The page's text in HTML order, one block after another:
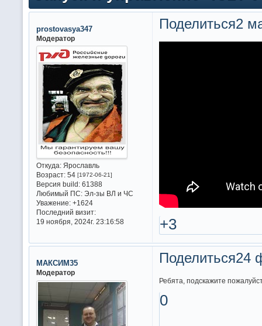
Поделиться2
prostovasya347
Модератор
Откуда:Ярославль
Возраст:54 [1972-06-21]
Версия build:61388
Любимый ПС:Эл-зы ВЛ и ЧС
Уважение: +1624
Последний визит:
19 ноября, 2024г. 23:16:58
+3
Поделиться24
МАКСИМ35
Модератор
Ребята, подскажите
0